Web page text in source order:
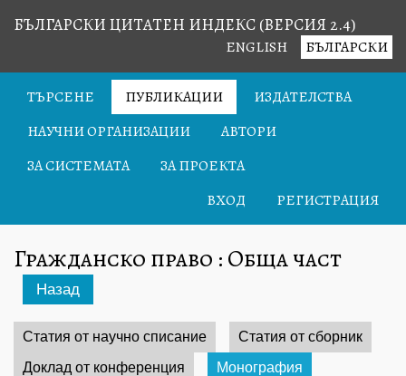
БЪЛГАРСКИ ЦИТАТЕН ИНДЕКС (ВЕРСИЯ 2.4)
БЪЛГАРСКИ
ENGLISH
ТЪРСЕНЕ ПУБЛИКАЦИИ
ИЗДАТЕЛСТВА
НАУЧНИ ОРГАНИЗАЦИИ
АВТОРИ
ЗА СИСТЕМАТА
ЗА ПРОЕКТА
ВХОД
РЕГИСТРАЦИЯ
Гражданско право : Обща част
Назад
Статия от научно списание
Статия от сборник
Доклад от конференция
Монография